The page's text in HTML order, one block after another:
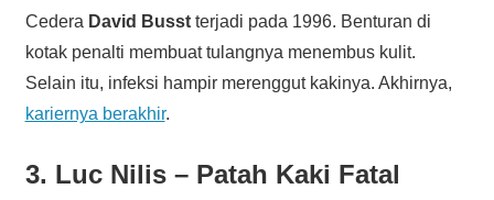
Cedera David Busstterjadi pada 1996. Benturan di
kotak penalti membuat tulangnya menembus kulit.
Selain itu, infeksi hampir merenggut kakinya. Akhirnya,
kariernya berakhir.
3. Luc Nilis – Patah Kaki Fatal